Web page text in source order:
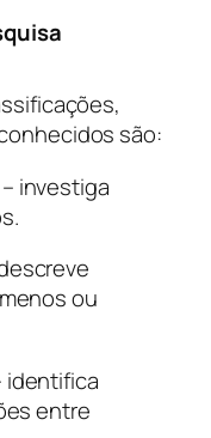
são:
– investiga
ou
identifica
entre